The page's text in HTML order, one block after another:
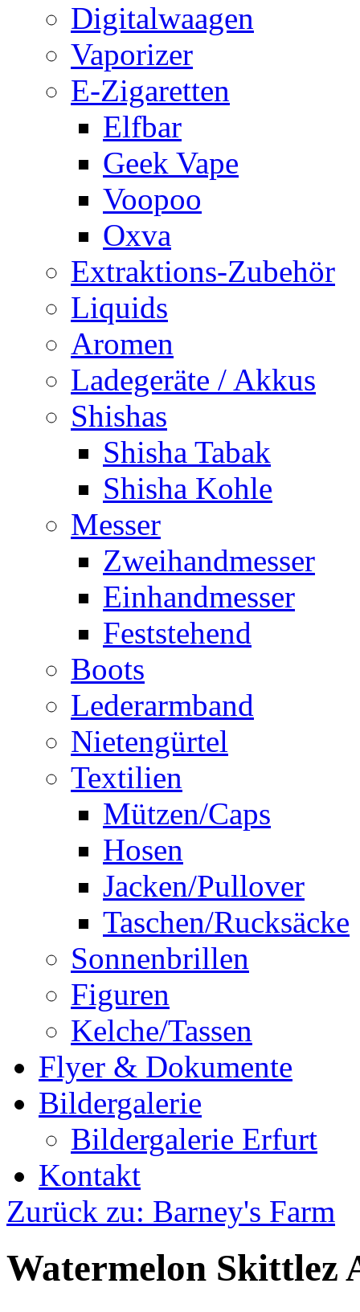
Digitalwaagen
Vaporizer
E-Zigaretten
Elfbar
Geek Vape
Voopoo
Oxva
Extraktions-Zubehör
Liquids
Aromen
Ladegeräte / Akkus
Shishas
Shisha Tabak
Shisha Kohle
Messer
Zweihandmesser
Einhandmesser
Feststehend
Boots
Lederarmband
Nietengürtel
Textilien
Mützen/Caps
Hosen
Jacken/Pullover
Taschen/Rucksäcke
Sonnenbrillen
Figuren
Kelche/Tassen
Flyer & Dokumente
Bildergalerie
Bildergalerie Erfurt
Kontakt
Zurück zu: Barney's Farm
Watermelon Skittlez